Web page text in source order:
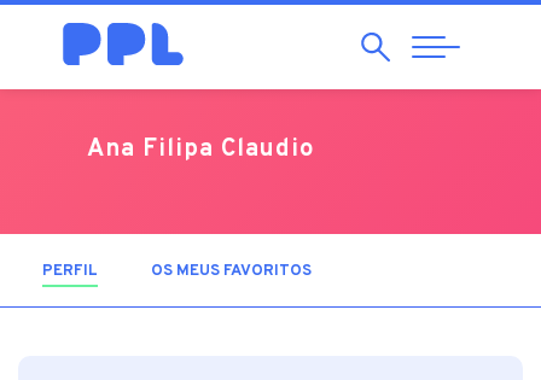
Pesquisar
Abrir
Navegação
Ana Filipa Claudio
PERFIL (SEPARADOR ATIVO)
OS MEUS FAVORITOS